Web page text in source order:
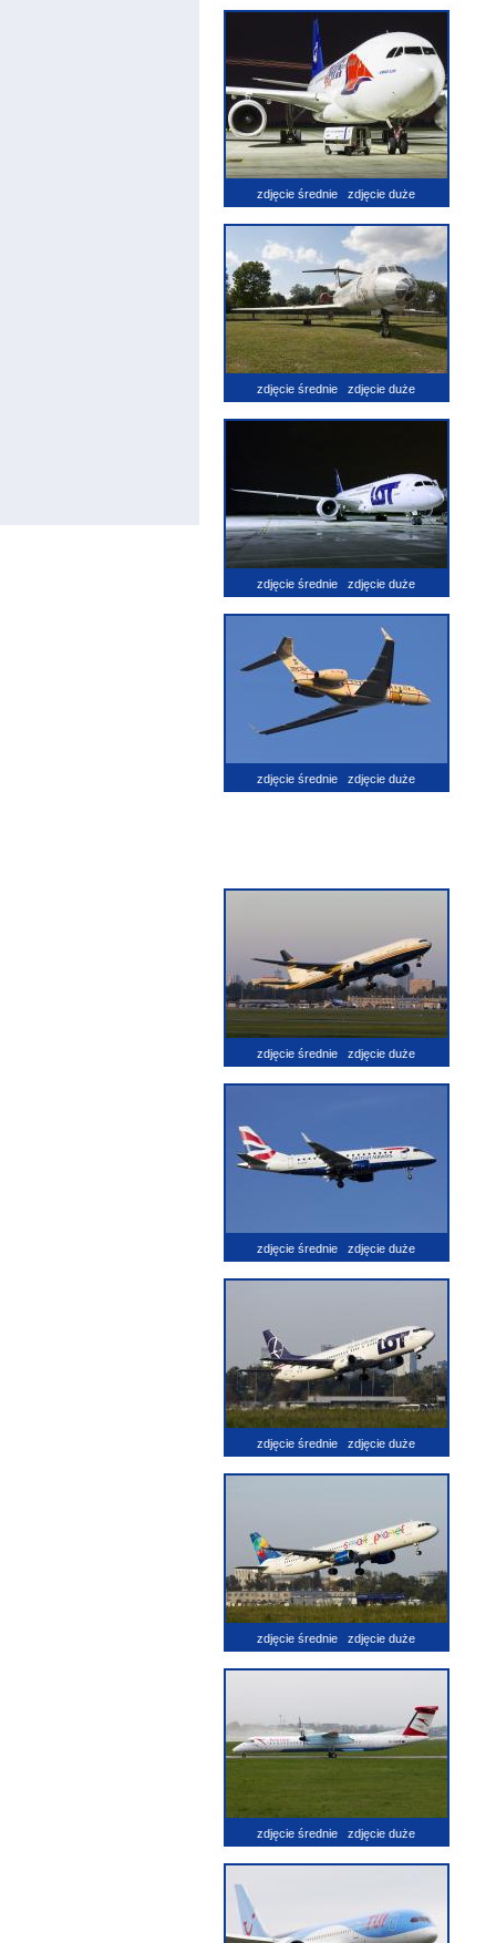
zdjęcie średnie zdjęcie duże
zdjęcie średnie zdjęcie duże
zdjęcie średnie zdjęcie duże
zdjęcie średnie zdjęcie duże
zdjęcie średnie zdjęcie duże
zdjęcie średnie zdjęcie duże
zdjęcie średnie zdjęcie duże
zdjęcie średnie zdjęcie duże
zdjęcie średnie zdjęcie duże